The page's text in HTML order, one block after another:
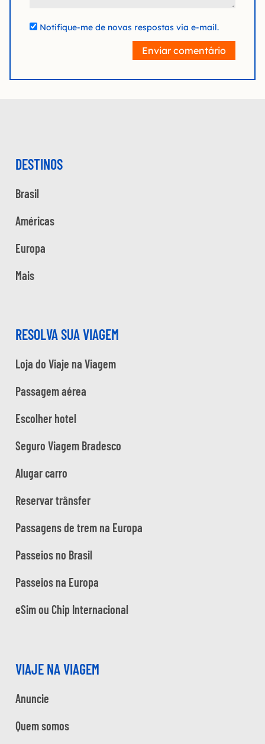
Notifique-me de novas respostas via e-mail.
Enviar comentário
DESTINOS
Brasil
Américas
Europa
Mais
RESOLVA SUA VIAGEM
Loja do Viaje na Viagem
Passagem aérea
Escolher hotel
Seguro Viagem Bradesco
Alugar carro
Reservar trânsfer
Passagens de trem na Europa
Passeios no Brasil
Passeios na Europa
eSim ou Chip Internacional
VIAJE NA VIAGEM
Anuncie
Quem somos